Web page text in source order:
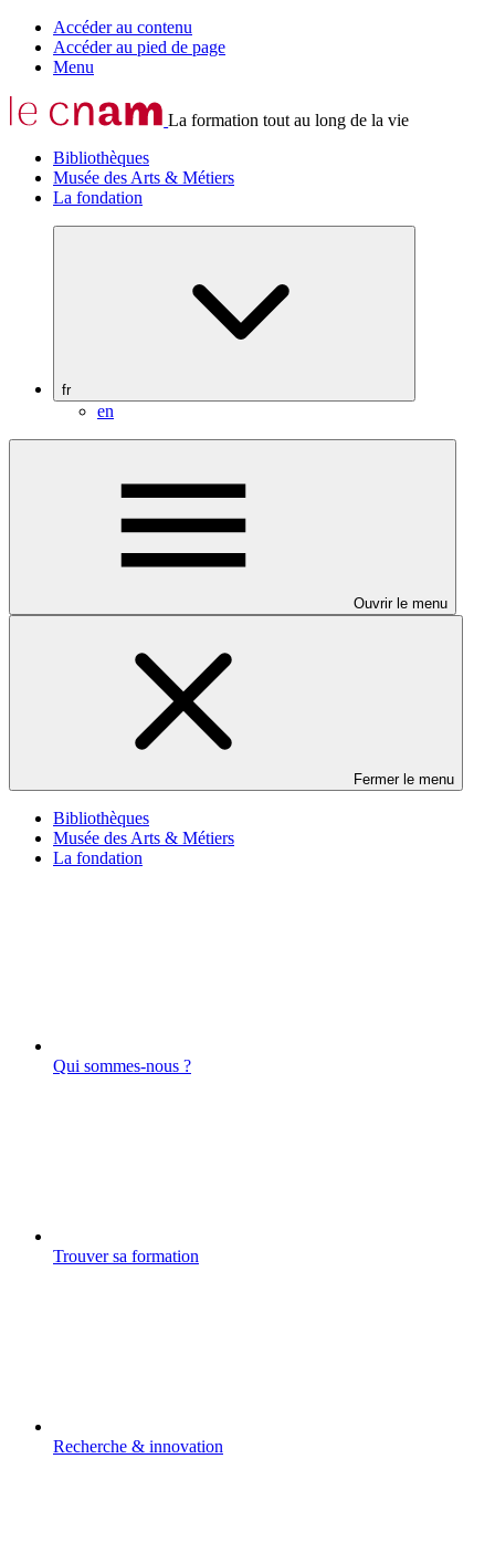
Accéder au contenu
Accéder au pied de page
Menu
La formation tout au long de la vie
Bibliothèques
Musée des Arts & Métiers
La fondation
fr
en
Ouvrir le menu
Fermer le menu
Bibliothèques
Musée des Arts & Métiers
La fondation
Qui sommes-nous ?
Trouver sa formation
Recherche & innovation